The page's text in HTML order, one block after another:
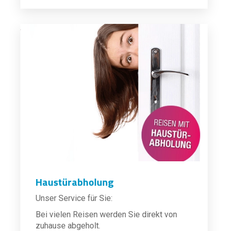
Haustürabholung
Unser Service für Sie:
Bei vielen Reisen werden Sie direkt von
zuhause abgeholt.